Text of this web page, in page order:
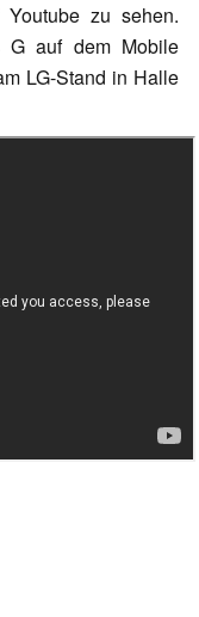
zu sehen.
G auf dem Mobile
LG-Stand in Halle